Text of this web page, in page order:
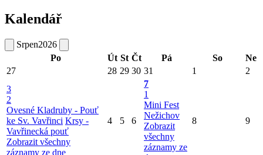
Kalendář
Srpen2026
Po
Út St Čt Pá So
Ne
27
28 29 30 31 1
2
3
2
Ovesné Kladruby - Pouť
ke Sv. Vavřinci Krsy -
Vavřinecká pouť
Zobrazit všechny
záznamy ze dne
4 5 6
7
1
Mini Fest
Nežichov
Zobrazit
všechny
záznamy ze
8 9